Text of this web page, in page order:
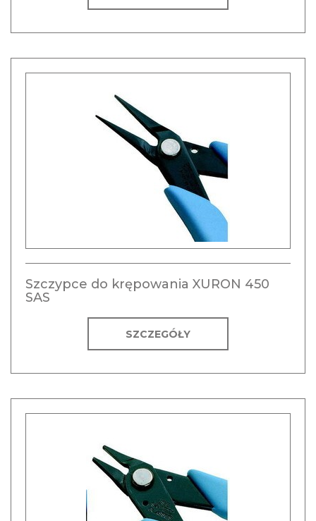
Szczypce do krępowania XURON 450
SAS
SZCZEGÓŁY